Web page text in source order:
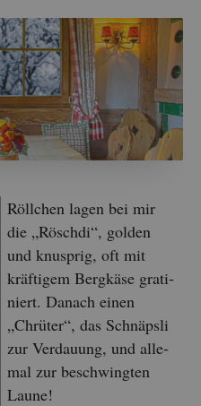
Röll­chen lagen bei mir
die „Rösch­di“, gol­den
und knusp­rig, oft mit
kräf­ti­gem Berg­kä­se gra­ti­
niert. Da­nach einen
„Chrü­ter“, das Schnäps­li
zur Ver­dau­ung, und al­le­
mal zur be­schwing­ten
Laune!